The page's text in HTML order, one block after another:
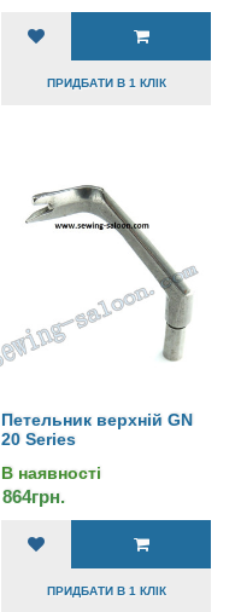
ПРИДБАТИ В 1 КЛІК
Петельник верхній GN
20 Series
В наявності
864грн.
ПРИДБАТИ В 1 КЛІК